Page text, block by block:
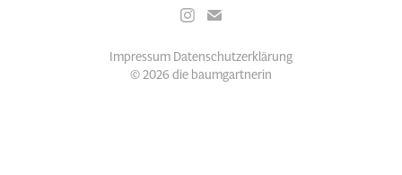
Impressum Datenschutzerklärung
© 2026 die baumgartnerin